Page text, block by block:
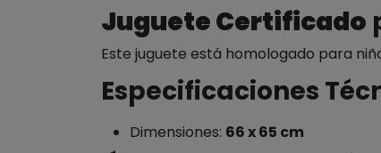
Juguete Certificado
Este juguete está homologado para
Especificaciones
Dimensiones: 66 x 65 cm